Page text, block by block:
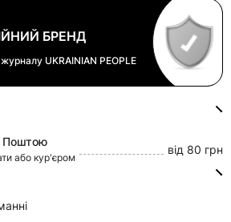
БРЕНД
журналу UKRAINIAN PEOPLE
Поштою
або кур'єром
від 80 грн